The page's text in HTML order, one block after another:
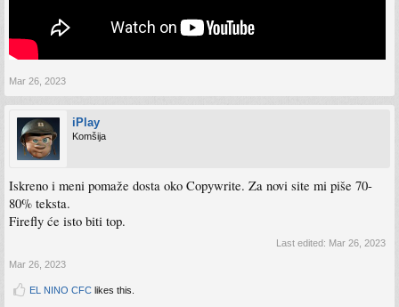
Mar 26, 2023
iPlay
Komšija
Iskreno i meni pomaže dosta oko Copywrite. Za novi site mi piše 70-
80% teksta.
Firefly će isto biti top.
Last edited: Mar 26, 2023
Mar 26, 2023
EL NINO CFC likes this.